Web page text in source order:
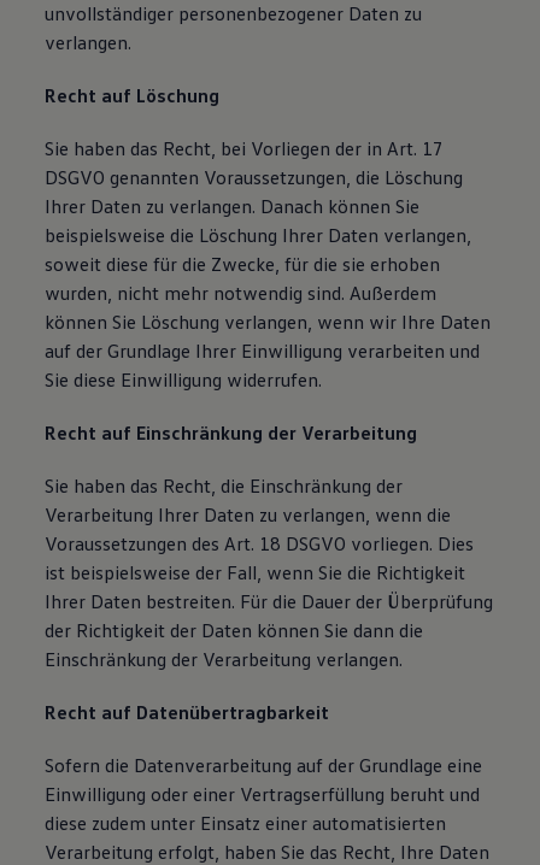
unvollständiger personenbezogener Daten zu
verlangen.
Recht auf Löschung
Sie haben das Recht, bei Vorliegen der in Art. 17
DSGVO genannten Voraussetzungen, die Löschung
Ihrer Daten zu verlangen. Danach können Sie
beispielsweise die Löschung Ihrer Daten verlangen,
soweit diese für die Zwecke, für die sie erhoben
wurden, nicht mehr notwendig sind. Außerdem
können Sie Löschung verlangen, wenn wir Ihre Daten
auf der Grundlage Ihrer Einwilligung verarbeiten und
Sie diese Einwilligung widerrufen.
Recht auf Einschränkung der Verarbeitung
Sie haben das Recht, die Einschränkung der
Verarbeitung Ihrer Daten zu verlangen, wenn die
Voraussetzungen des Art. 18 DSGVO vorliegen. Dies
ist beispielsweise der Fall, wenn Sie die Richtigkeit
Ihrer Daten bestreiten. Für die Dauer der Überprüfung
der Richtigkeit der Daten können Sie dann die
Einschränkung der Verarbeitung verlangen.
Recht auf Datenübertragbarkeit
Sofern die Datenverarbeitung auf der Grundlage eine
Einwilligung oder einer Vertragserfüllung beruht und
diese zudem unter Einsatz einer automatisierten
Verarbeitung erfolgt, haben Sie das Recht, Ihre Daten